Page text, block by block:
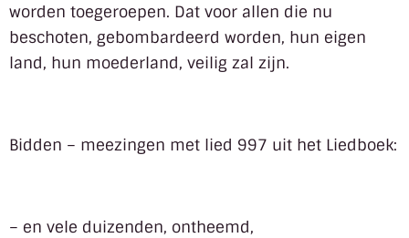
worden toegeroepen. Dat voor allen die nu
beschoten, gebombardeerd worden, hun eigen
land, hun moederland, veilig zal zijn.
Bidden – meezingen met lied 997 uit het Liedboek:
– en vele duizenden, ontheemd,